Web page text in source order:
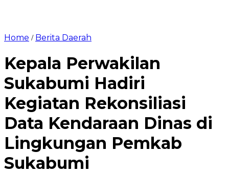
Home / Berita Daerah
Kepala Perwakilan
Sukabumi Hadiri
Kegiatan Rekonsiliasi
Data Kendaraan Dinas di
Lingkungan Pemkab
Sukabumi